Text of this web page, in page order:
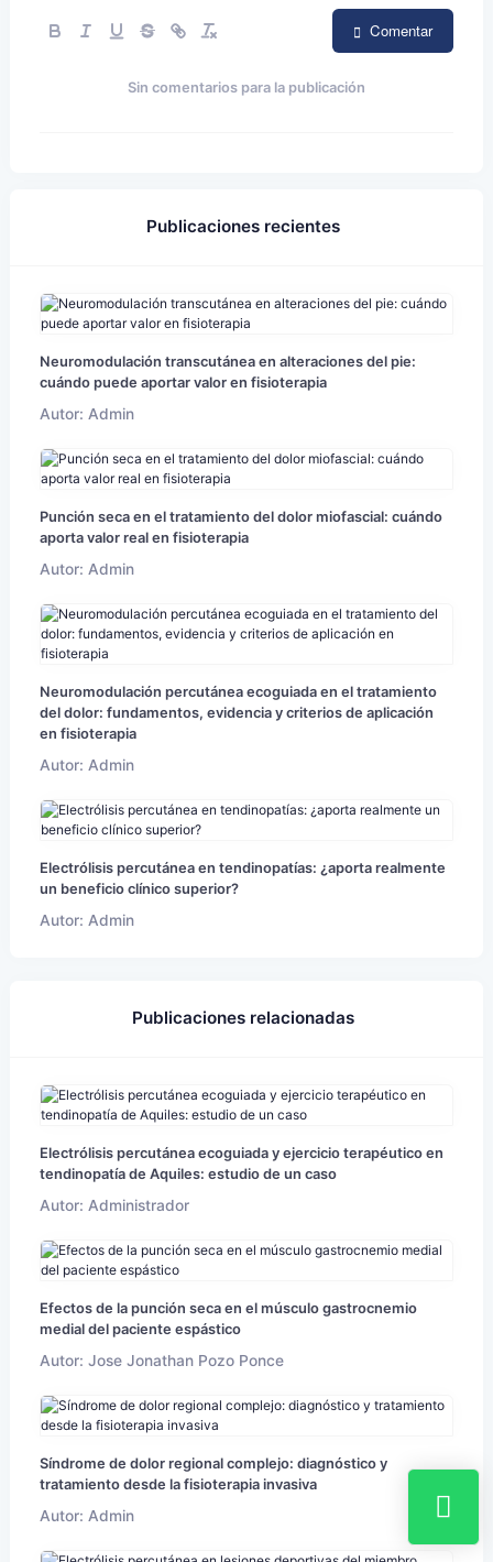
Comentar
Sin comentarios para la publicación
Publicaciones recientes
Neuromodulación transcutánea en alteraciones del pie:
cuándo puede aportar valor en fisioterapia
Autor: Admin
Punción seca en el tratamiento del dolor miofascial: cuándo
aporta valor real en fisioterapia
Autor: Admin
Neuromodulación percutánea ecoguiada en el tratamiento
del dolor: fundamentos, evidencia y criterios de aplicación
en fisioterapia
Autor: Admin
Electrólisis percutánea en tendinopatías: ¿aporta realmente
un beneficio clínico superior?
Autor: Admin
Publicaciones relacionadas
Electrólisis percutánea ecoguiada y ejercicio terapéutico en
tendinopatía de Aquiles: estudio de un caso
Autor: Administrador
Efectos de la punción seca en el músculo gastrocnemio
medial del paciente espástico
Autor: Jose Jonathan Pozo Ponce
Síndrome de dolor regional complejo: diagnóstico y
tratamiento desde la fisioterapia invasiva
Autor: Admin